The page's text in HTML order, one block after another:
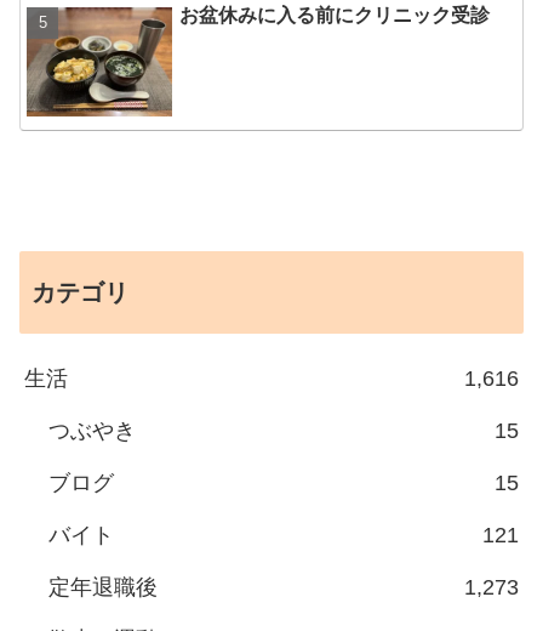
お盆休みに入る前にクリニック受診
カテゴリ
生活 1,616
つぶやき 15
ブログ 15
バイト 121
定年退職後 1,273